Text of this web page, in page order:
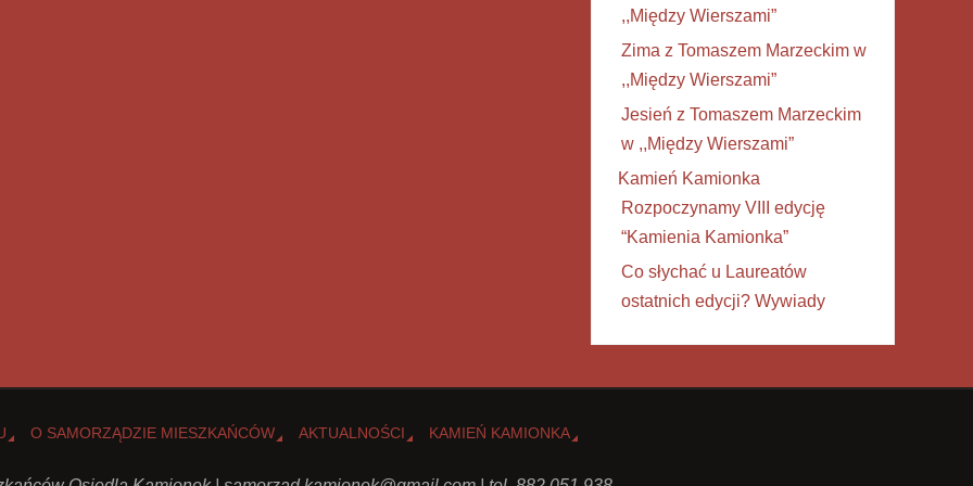
,,Między Wierszami”
Zima z Tomaszem Marzeckim w
,,Między Wierszami”
Jesień z Tomaszem Marzeckim
w ,,Między Wierszami”
Kamień Kamionka
Rozpoczynamy VIII edycję
“Kamienia Kamionka”
Co słychać u Laureatów
ostatnich edycji? Wywiady
O SAMORZĄDZIE MIESZKAŃCÓW AKTUALNOŚCI KAMIEŃ KAMIONKA